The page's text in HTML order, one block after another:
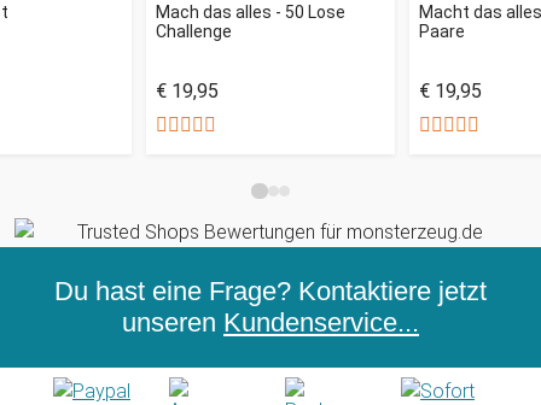
Mach das alles - 50 Lose
Challenge
€ 19,95
Macht das
Paare
€ 19,95
Du hast eine Frage? Kontaktiere jetzt
unseren Kundenservice...